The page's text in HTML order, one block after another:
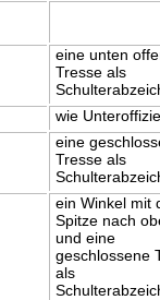
eine unten
Tresse als
wie
eine
Tresse als
ein Winkel mit
Spitze nach
und eine
geschlossene
als